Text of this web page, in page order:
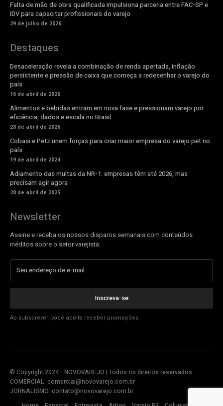
Falta de mão de obra qualificada impulsiona parceria entre FAC-SP e
IDV para capacitar profissionais do varejo
29 de julho de 2026
Destaques
Desaceleração revela a combinação de renda apertada, inflação
persistente e pressão de caixa que começa a redesenhar o varejo do
país
16 de abril de 2026
Alimentos e bebidas entram em nova fase e pressionam varejo por
eficiência, dados e escala no Brasil
28 de abril de 2026
Cobasi e Petz unem forças para criar maior empresa do varejo pet no
país
19 de abril de 2024
Adiamento das multas da NR-1: empresas têm até 2026, mas
precisam agir agora
28 de abril de 2025
Newsletter
Assine e receba os nossos disparos semanais com conteúdos
inéditos sobre o setor varejista.
Inscreva-se
Ao subscrever, você aceita receber promoções.
© Copyright 2024 - NOVOVAREJO | Todos os direitos reservados
COMERCIAL: comercial@novovarejo.com.br
JORNALISMO: contato@novovarejo.com.br